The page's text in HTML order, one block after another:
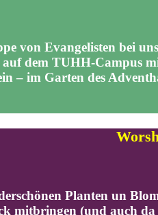
von Evangelisten bei
auf dem TUHH-Campus
– im Garten des
Planten un
mitbringen (und auch da